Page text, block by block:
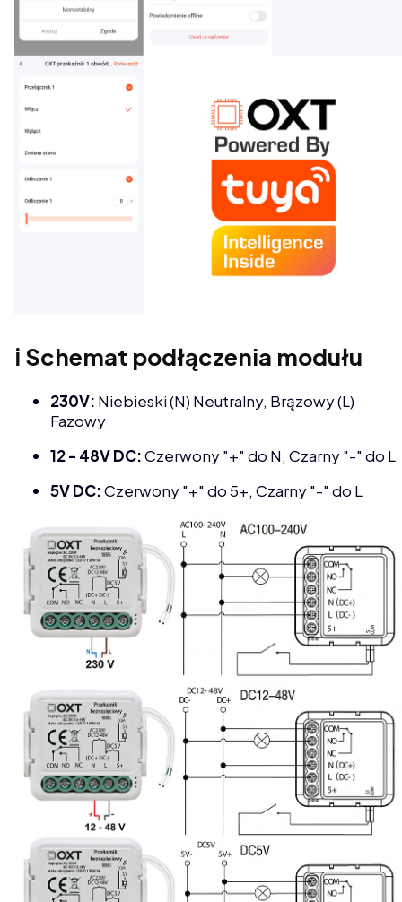
ℹ️ Schemat podłączenia modułu
230V: Niebieski (N) Neutralny, Brązowy (L)
Fazowy
12 - 48VDC:Czerwony "+" do N, Czarny "-" do L
5V DC:Czerwony "+" do 5+, Czarny "-" do L